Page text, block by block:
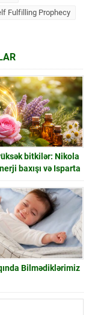
Fulfilling Prophecy
bitkilər: Nikola
baxışı və Isparta
gülü
Bilmədiklərimiz